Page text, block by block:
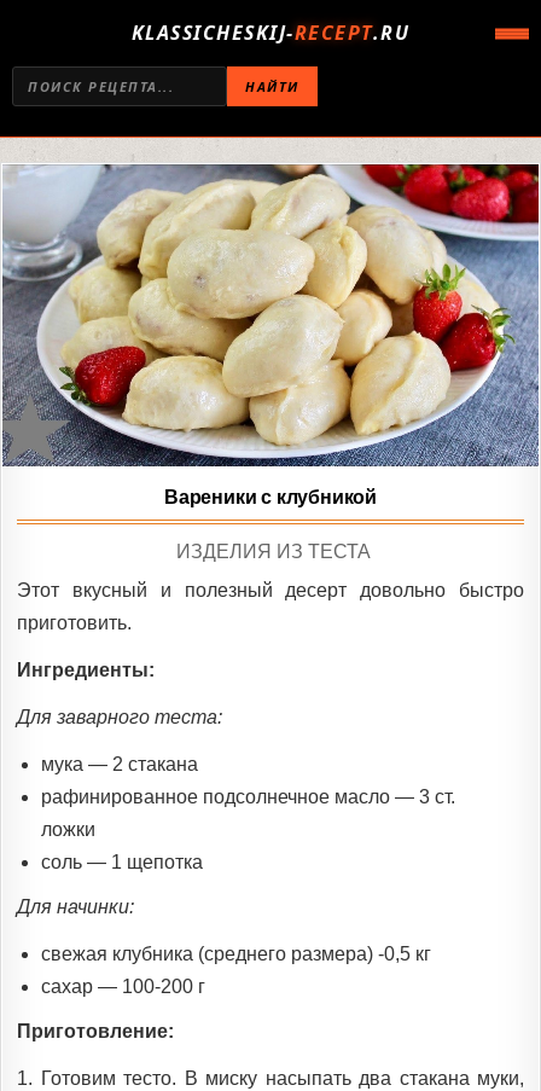
KLASSICHESKIJ-RECEPT.RU
НАЙТИ
Вареники с клубникой
POSTED
ИЗДЕЛИЯ ИЗ ТЕСТА
Этот вкусный и полезный десерт довольно быстро
приготовить.
Ингредиенты:
Для заварного теста:
мука — 2 стакана
рафинированное подсолнечное масло — 3 ст.
ложки
соль — 1 щепотка
Для начинки:
свежая клубника (среднего размера) -0,5 кг
сахар — 100-200 г
Приготовление:
1. Готовим тесто. В миску насыпать два стакана муки,